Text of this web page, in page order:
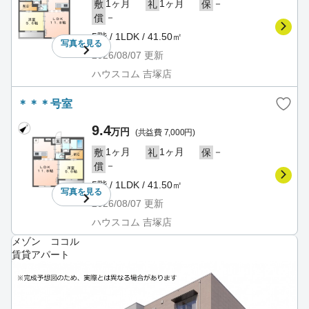
写真を見る
敷 1ヶ月 礼 1ヶ月 保 －
償 －
5階 / 1LDK / 41.50㎡
2026/08/07 更新
ハウスコム 吉塚店
＊＊＊号室
写真を見る
9.4万円 (共益費 7,000円)
敷 1ヶ月 礼 1ヶ月 保 －
償 －
5階 / 1LDK / 41.50㎡
2026/08/07 更新
ハウスコム 吉塚店
メゾン ココル
賃貸アパート